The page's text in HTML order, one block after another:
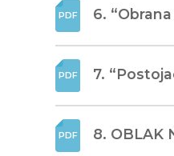
6.
7.
8. OBLAK